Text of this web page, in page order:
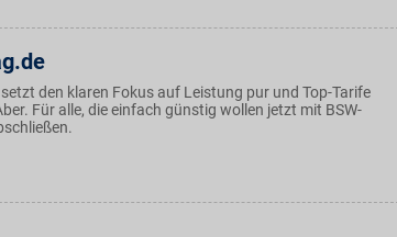
den klaren Fokus auf Leistung pur und Top-Tarife
Für alle, die einfach günstig wollen jetzt mit BSW-